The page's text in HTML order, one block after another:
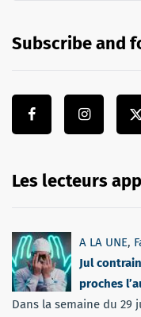
Subscribe and
Les lecteurs
A LA UNE,
Jul
proches
Dans la semaine du